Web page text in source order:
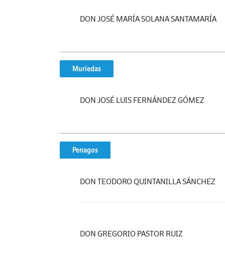
DON JOSÉ MARÍA SOLANA SANTAMARÍA
Muriedas
DON JOSÉ LUIS FERNÁNDEZ GÓMEZ
Penagos
DON TEODORO QUINTANILLA SÁNCHEZ
DON GREGORIO PASTOR RUIZ